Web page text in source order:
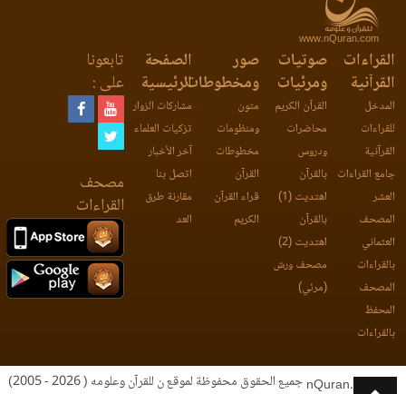
www.nQuran.com
القراءات
القرآنية
المدخل
للقراءات
القرآنية
جامع القراءات
العشر
المصحف
العثماني
بالقراءات
المصحف
المحفظ
بالقراءات
صوتيات
ومرئيات
القرآن الكريم
محاضرات
ودروس
بالقرآن
اهتديت (1)
بالقرآن
اهتديت (2)
مصحف ورش
(مرئي)
صور
ومخطوطات
متون
ومنظومات
مخطوطات
القرآن
قراء القرآن
الكريم
الصفحة
الرئيسية
مشاركات الزوار
تزكيات العلماء
آخر الأخبار
اتصل بنا
مقارنة طرق
العد
تابعونا
على :
مصحف
القراءات
جميع الحقوق محفوظة لموقع ن للقرآن وعلومه ( 2026 - 2005) nQuran.com